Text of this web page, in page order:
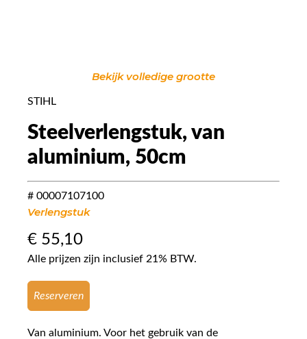
Bekijk volledige grootte
STIHL
Steelverlengstuk, van
aluminium, 50cm
# 00007107100
Verlengstuk
€ 55,10
Alle prijzen zijn inclusief 21% BTW.
Reserveren
Van aluminium. Voor het gebruik van de